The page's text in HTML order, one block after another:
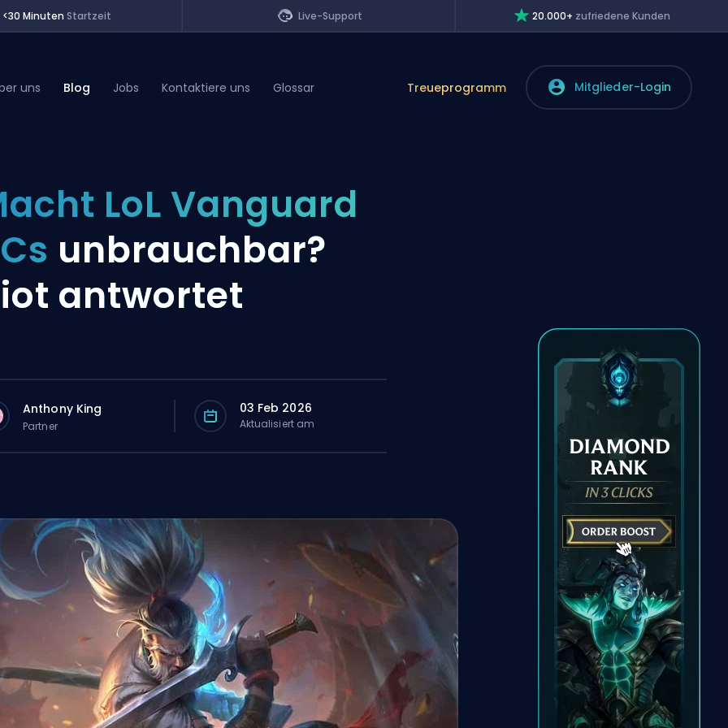
<30 Minuten Startzeit Live-Support 20.000+ zufriedene Kunden
uns Blog Jobs Kontaktiere uns Glossar Treueprogramm Mitglieder-Login
LoL Vanguard
unbrauchbar?
antwortet
Anthony King
Partner
03 Feb 2026
Aktualisiert am